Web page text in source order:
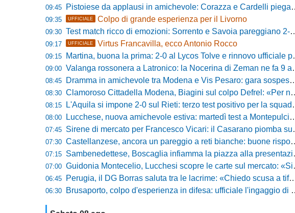
09:45 Pistoiese da applausi in amichevole: Corazza e Cardelli piegano lo Scandicci per 1-0
09:35 UFFICIALE Colpo di grande esperienza per il Livorno
09:30 Test match ricco di emozioni: Sorrento e Savoia pareggiano 2-2 in amichevole
09:17 UFFICIALE Virtus Francavilla, ecco Antonio Rocco
09:15 Martina, buona la prima: 2-0 al Lycos Tolve e rinnovo ufficiale per Llanos
09:00 Valanga rossonera a Latronico: la Nocerina di Zeman ne fa 9 all'Atletico Agromonte
08:45 Dramma in amichevole tra Modena e Vis Pesaro: gara sospesa per il grave infortunio di Sersanti
08:30 Clamoroso Cittadella Modena, Biagini sul colpo Defrel: «Per noi rappresenta un sogno, a volte si realizzano»
08:15 L'Aquila si impone 2-0 sul Rieti: terzo test positivo per la squadra di Andreucci
08:00 Lucchese, nuova amichevole estiva: martedì test a Montepulciano contro il Taranto
07:45 Sirene di mercato per Francesco Vicari: il Casarano piomba sul difensore del Bari
07:30 Castellanzese, ancora un pareggio a reti bianche: buone risposte per Bolzoni col Club Milano
07:15 Sambenedettese, Boscaglia infiamma la piazza alla presentazione: «Senza di voi non saremmo nulla, vi promettiamo lavoro e maglia sudata»
07:00 Guidonia Montecelio, Lucchesi scopre le carte sul mercato: «Siamo contenti del lavoro fatto, puntiamo dritti ai playoff»
06:45 Perugia, il DG Borras saluta tra le lacrime: «Chiedo scusa a tifosi e famiglia, Faroni ha perso tantissimi soldi»
06:30 Brusaporto, colpo d'esperienza in difesa: ufficiale l'ingaggio di Manuel Daffara